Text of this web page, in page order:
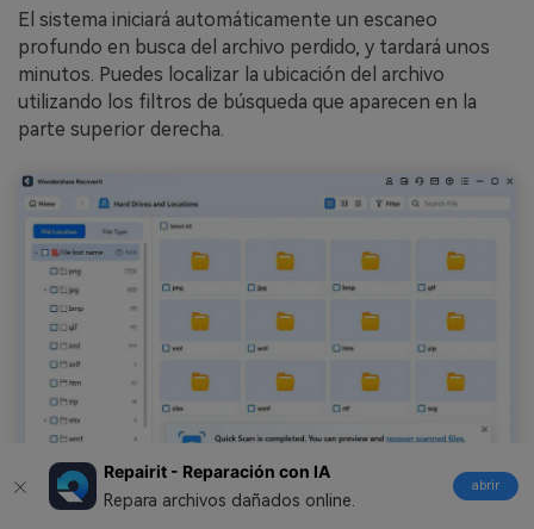
Repairit - Reparación con IA
Repara archivos dañados online.
abrir
El sistema iniciará automáticamente un escaneo
profundo en busca del archivo perdido, y tardará unos
minutos. Puedes localizar la ubicación del archivo
utilizando los filtros de búsqueda que aparecen en la
parte superior derecha.